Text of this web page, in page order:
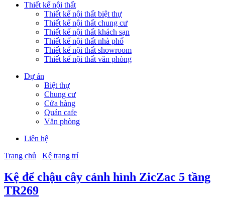
Thiết kế nội thất
Thiết kế nội thất biệt thự
Thiết kế nội thất chung cư
Thiết kế nội thất khách sạn
Thiết kế nội thất nhà phố
Thiết kế nội thất showroom
Thiết kế nội thất văn phòng
Dự án
Biệt thự
Chung cư
Cửa hàng
Quán cafe
Văn phòng
Liên hệ
Trang chủ
Kệ trang trí
Kệ để chậu cây cảnh hình ZicZac 5 tầng
TR269